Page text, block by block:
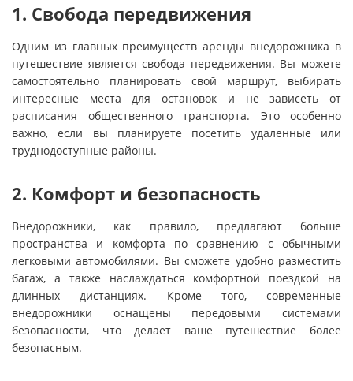
1. Свобода передвижения
Одним из главных преимуществ аренды внедорожника в
путешествие является свобода передвижения. Вы можете
самостоятельно планировать свой маршрут, выбирать
интересные места для остановок и не зависеть от
расписания общественного транспорта. Это особенно
важно, если вы планируете посетить удаленные или
труднодоступные районы.
2. Комфорт и безопасность
Внедорожники, как правило, предлагают больше
пространства и комфорта по сравнению с обычными
легковыми автомобилями. Вы сможете удобно разместить
багаж, а также наслаждаться комфортной поездкой на
длинных дистанциях. Кроме того, современные
внедорожники оснащены передовыми системами
безопасности, что делает ваше путешествие более
безопасным.